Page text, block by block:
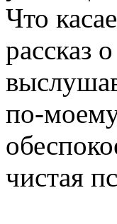
Что
рассказ
по-
чистая